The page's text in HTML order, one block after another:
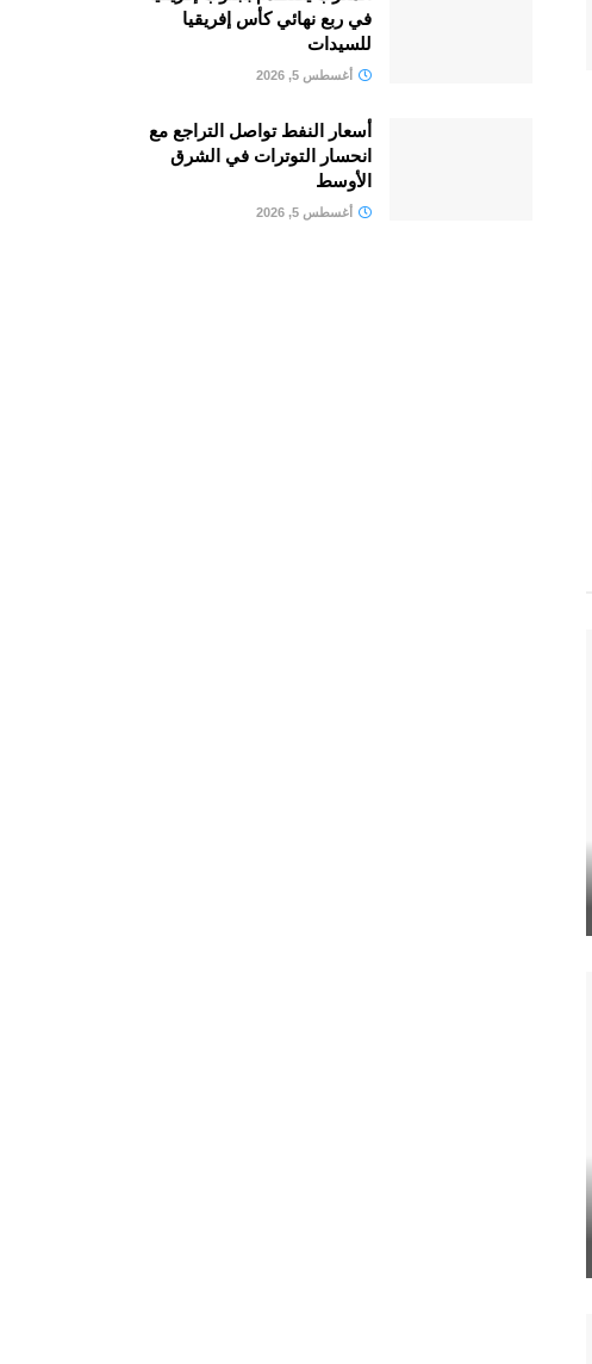
في ربع نهائي كأس إفريقيا
للسيدات
أغسطس 5, 2026
أسعار النفط تواصل التراجع مع
انحسار التوترات في الشرق
الأوسط
أغسطس 5, 2026